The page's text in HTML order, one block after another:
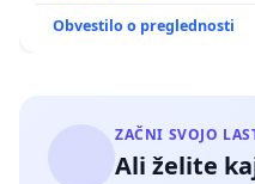
Obvestilo o preglednosti
ZAČNI SVOJO
Ali želite